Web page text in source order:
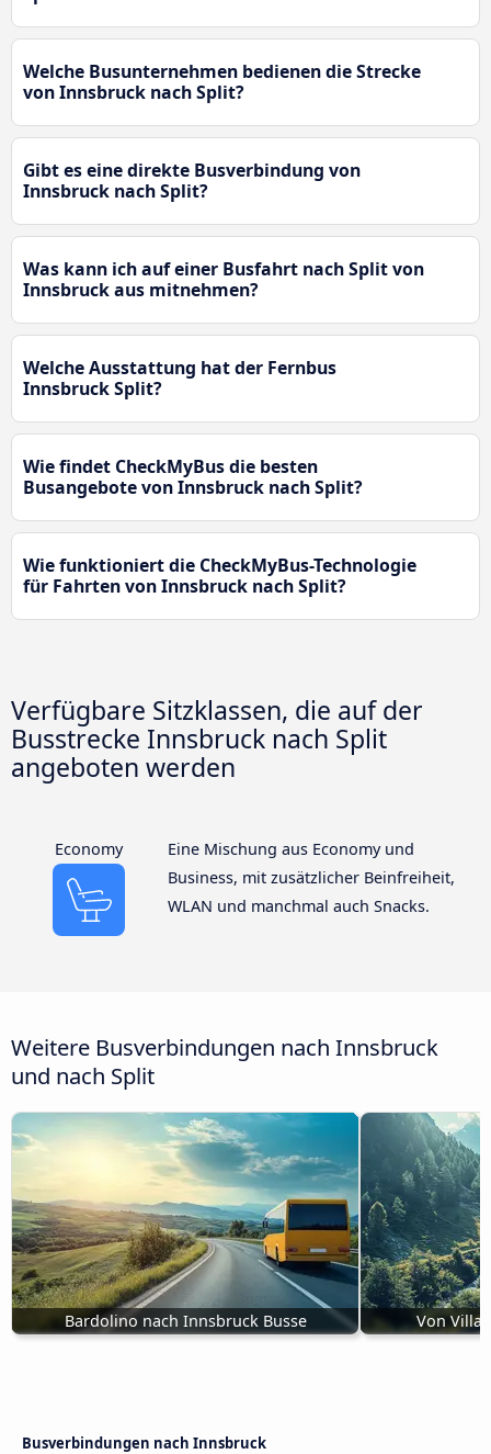
Welche Busunternehmen bedienen die Strecke
von Innsbruck nach Split?
Gibt es eine direkte Busverbindung von
Innsbruck nach Split?
Was kann ich auf einer Busfahrt nach Split von
Innsbruck aus mitnehmen?
Welche Ausstattung hat der Fernbus
Innsbruck Split?
Wie findet CheckMyBus die besten
Busangebote von Innsbruck nach Split?
Wie funktioniert die CheckMyBus-Technologie
für Fahrten von Innsbruck nach Split?
Verfügbare Sitzklassen, die auf der
Busstrecke Innsbruck nach Split
angeboten werden
Economy
Eine Mischung aus Economy und
Business, mit zusätzlicher Beinfreiheit,
WLAN und manchmal auch Snacks.
Weitere Busverbindungen nach Innsbruck
und nach Split
Bardolino nach Innsbruck Busse Von
Busverbindungen nach Innsbruck